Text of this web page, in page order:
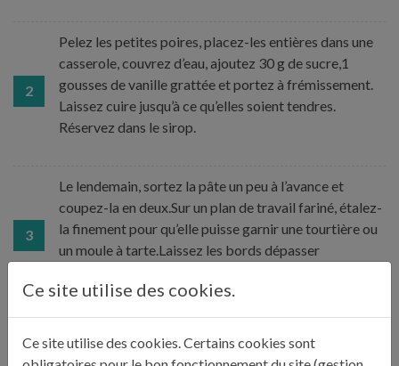
2
Pelez les petites poires, placez-les entières dans une
casserole, couvrez d’eau, ajoutez 30 g de sucre,1
gousses de vanille grattée et portez à frémissement.
Laissez cuire jusqu’à ce qu’elles soient tendres.
Réservez dans le sirop.
3
Le lendemain, sortez la pâte un peu à l’avance et
coupez-la en deux.Sur un plan de travail fariné, étalez-
la finement pour qu’elle puisse garnir une tourtière ou
un moule à tarte.Laissez les bords dépasser
retirer les pépins, coupez-les ensuite dans la largeur
Ce site utilise des cookies.
Ce site utilise des cookies. Certains cookies sont